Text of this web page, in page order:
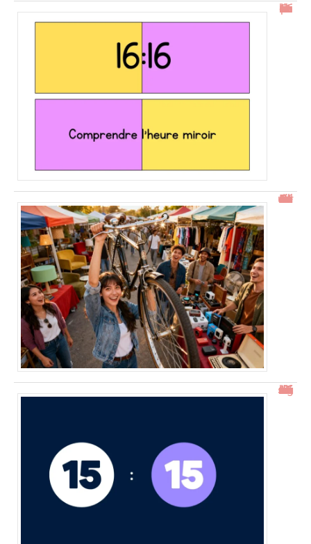
16h16 : comprendre l’heure miroir
Gtrouve : Les Meilleures Annonces Gratuites à Découvrir
15h15 signification : découverte de l’heure miroir